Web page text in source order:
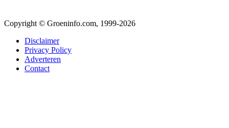
Copyright © Groeninfo.com, 1999-2026
Disclaimer
Privacy Policy
Adverteren
Contact